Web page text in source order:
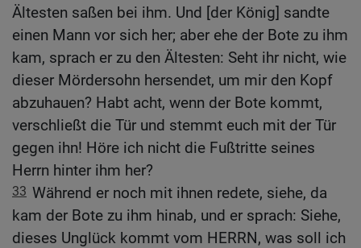
Ältesten saßen bei ihm. Und [der König] sandte
einen Mann vor sich her; aber ehe der Bote zu ihm
kam, sprach er zu den Ältesten: Seht ihr nicht, wie
dieser Mördersohn hersendet, um mir den Kopf
abzuhauen? Habt acht, wenn der Bote kommt,
verschließt die Tür und stemmt euch mit der Tür
gegen ihn! Höre ich nicht die Fußtritte seines
Herrn hinter ihm her?
33 Während er noch mit ihnen redete, siehe, da
kam der Bote zu ihm hinab, und er sprach: Siehe,
dieses Unglück kommt vom HERRN, was soll ich